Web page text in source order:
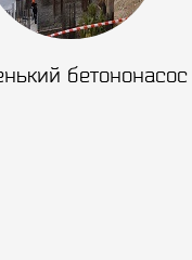
бетононасос